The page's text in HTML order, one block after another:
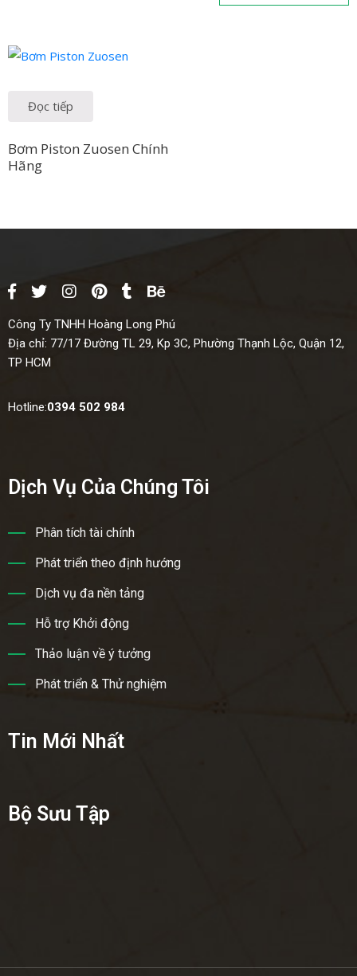
Đọc tiếp
Bơm Piston Zuosen Chính
Hãng
Công Ty TNHH Hoàng Long Phú
Địa chỉ: 77/17 Đường TL 29, Kp 3C, Phường Thạnh Lộc, Quận 12,
TP HCM
Hotline:0394 502 984
Dịch Vụ Của Chúng Tôi
Phân tích tài chính
Phát triển theo định hướng
Dịch vụ đa nền tảng
Hỗ trợ Khởi động
Thảo luận về ý tưởng
Phát triển & Thử nghiệm
Tin Mới Nhất
Bộ Sưu Tập